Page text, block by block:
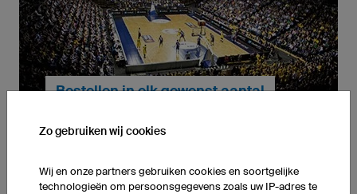
kwaliteit waarborgen en de beste
werkomstandigheden voor onze medewerkers
aanbieden.
Bestellen in elk gewenst aantal
Zo gebruiken wij cookies
Wij en onze partners gebruiken cookies en soortgelijke
technologieën om persoonsgegevens zoals uw IP-adres te